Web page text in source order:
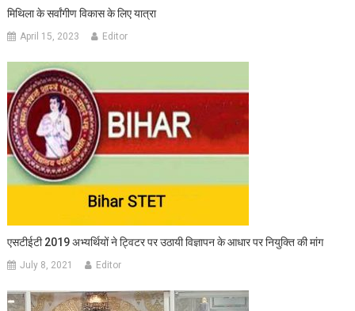
मिथिला के सर्वांगीण विकास के लिए यात्रा
April 15, 2023 Editor
एसटीईटी 2019 अभ्यर्थियों ने ट्विटर पर उठायी विज्ञापन के आधार पर नियुक्ति की मांग
July 8, 2021 Editor